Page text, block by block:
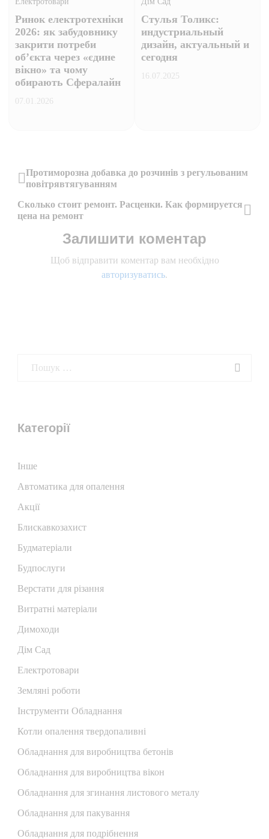
Ринок електротехніки
2026: як забудовнику
закрити потреби
об’єкта через «єдине
вікно» та чому
обирають Сфералайн
07.01.2026
Стулья Толикс:
индустриальный
дизайн, актуальный и
сегодня
16.07.2025
Навігація
записів
Post
Протиморозна добавка до розчинів з регульованим
повітрявтягуванням
Post
Сколько стоит ремонт. Расценки. Как формируется
цена на ремонт
Залишити коментар
Щоб відправити коментар вам необхідно
авторизуватись.
Категорії
Iнше
Автоматика для опалення
Акції
Блискавкозахист
Будматеріали
Будпослуги
Верстати для різання
Витратні матеріали
Димоходи
Дім Сад
Електротовари
Земляні роботи
Інструменти Обладнання
Котли опалення твердопаливні
Обладнання для виробництва бетонів
Обладнання для виробництва вікон
Обладнання для згинання листового металу
Обладнання для пакування
Обладнання для подрібнення